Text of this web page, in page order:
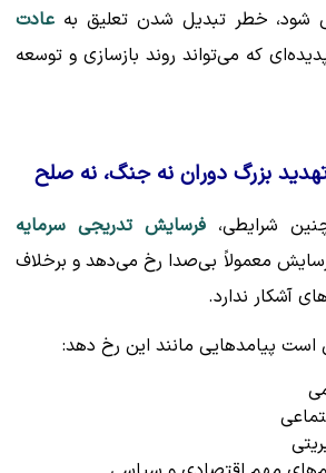
شود، خطر تبدیل شدن تعلیق به عادت
که می‌تواند روند بازسازی و توسعه
بزرگ دوران نه جنگ، نه صلح
شرایطی، فرسایش تدریجی سرمایه
معمولاً بی‌صدا رخ می‌دهد و برخلاف
آشکار ندارد.
پیامدهایی مانند این رخ دهد: